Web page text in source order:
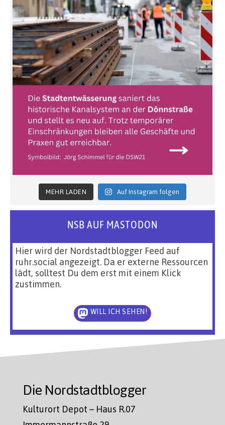
MEHR LADEN Auf Instagram folgen
NSB AUF MASTODON
Hier wird der Nordstadtblogger Feed auf
ruhr.social angezeigt. Da er externe Ressourcen
lädt, solltest Du dem erst mit einem Klick
zustimmen.
WILL ICH SEHEN!
Die Nordstadtblogger
Kulturort Depot – Haus R.07